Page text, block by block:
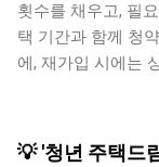
횟수를 채우고, 필
택 기간과 함께 청
에, 재가입 시에는
💡 '청년 주택드